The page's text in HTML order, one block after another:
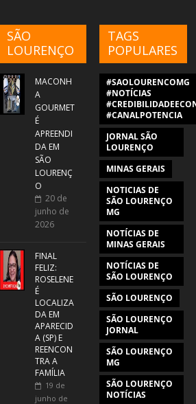
SÃO
LOURENÇO
MACONH
A
GOURMET
É
APREENDI
DA EM
SÃO
LOURENÇ
O
20 de
junho de
2026
FINAL
FELIZ:
ROSELENE
É
LOCALIZA
DA EM
APARECID
A (SP) E
REENCON
TRA A
FAMÍLIA
19 de
junho de
TAGS
POPULARES
#SAOLOURENCOMG
#NOTÍCIAS
#CANALPOTENCIA
JORNAL SÃO
LOURENÇO
MINAS GERAIS
NOTICIAS DE
SÃO LOURENÇO
MG
NOTÍCIAS DE
MINAS GERAIS
NOTÍCIAS DE
SÃO LOURENÇO
SÃO LOURENÇO
SÃO LOURENÇO
JORNAL
SÃO LOURENÇO
MG
SÃO LOURENÇO
NOTÍCIAS